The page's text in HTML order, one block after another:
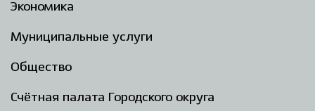
Экономика
Муниципальные услуги
Общество
Счётная палата Городского округа